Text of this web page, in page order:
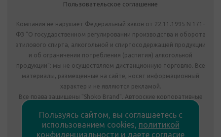
Пользовательское соглашение
Компания не нарушает Федеральный закон от 22.11.1995 N 171-
ФЗ "О государственном регулировании производства и оборота
этилового спирта, алкогольной и спиртосодержащей продукции
и об ограничении потребления (распития) алкогольной
продукции": мы не осуществляем дистанционную торговлю. Все
материалы, размещенные на сайте, носят информационный
характер и не являются рекламой.
Все права защищены "Shoko Brand". Авторские корпоративные
Комплектация подарка может отличаться от изображения.
Информация на сайте не является публичной офертой.
Пользуясь сайтом, вы соглашаетесь с
использованием cookies, политикой
конфиденциальности и даете согласие